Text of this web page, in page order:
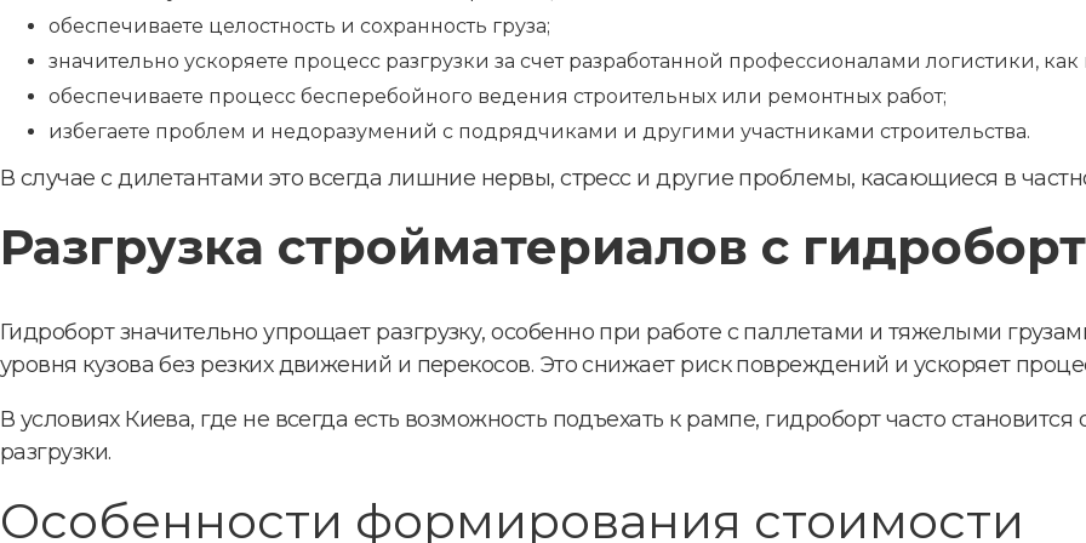
обеспечиваете целостность и сохранность груза;
значительно ускоряете процесс разгрузки за счет разработанной профессионалами логистики,
обеспечиваете процесс бесперебойного ведения строительных или ремонтных работ;
избегаете проблем и недоразумений с подрядчиками и другими участниками строительства.
В случае с дилетантами это всегда лишние нервы, стресс и другие проблемы, касающиеся в
Разгрузка стройматериалов с
Гидроборт значительно упрощает разгрузку, особенно при работе с паллетами и тяжелыми
уровня кузова без резких движений и перекосов. Это снижает риск повреждений и ускоряет
В условиях Киева, где не всегда есть возможность подъехать к рампе, гидроборт часто
разгрузки.
Особенности формирования стоимости